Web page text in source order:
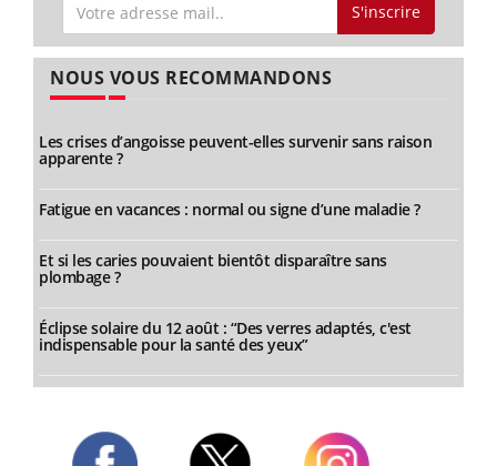
S'inscrire
NOUS VOUS RECOMMANDONS
Les crises d’angoisse peuvent-elles survenir sans raison
apparente ?
Fatigue en vacances : normal ou signe d’une maladie ?
Et si les caries pouvaient bientôt disparaître sans
plombage ?
Éclipse solaire du 12 août : “Des verres adaptés, c'est
indispensable pour la santé des yeux”